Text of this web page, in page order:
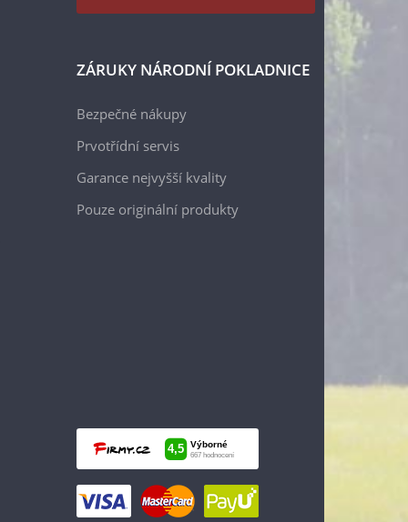
ZÁRUKY NÁRODNÍ POKLADNICE
Bezpečné nákupy
Prvotřídní servis
Garance nejvyšší kvality
Pouze originální produkty